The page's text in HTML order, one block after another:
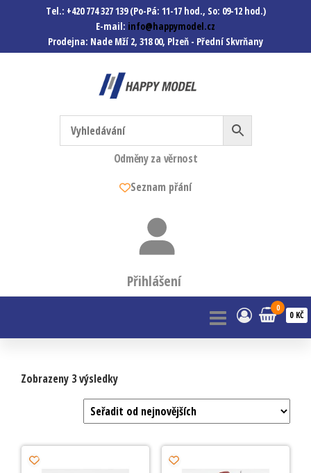
Tel.: +420 774 327 139 (Po-Pá: 11-17 hod., So: 09-12 hod.)
E-mail: info@happymodel.cz
Prodejna: Nade Mží 2, 318 00, Plzeň - Přední Skvrňany
Happymodel.cz
Modely autíček, modelová
železnice, mašinky, vagóny a
mnohem víc.
Odměny za věrnost
Seznam přání
Přihlášení
0
0 KČ
Zobrazeny 3 výsledky